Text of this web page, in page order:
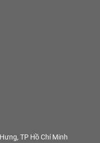
TP Hồ Chí Minh